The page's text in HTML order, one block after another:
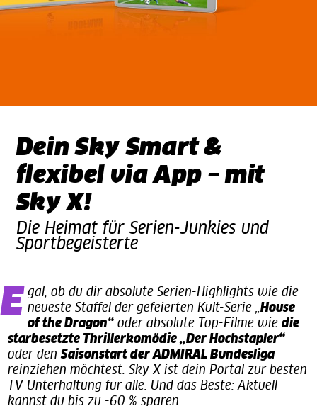
Dein Sky Smart &
flexibel via App – mit
Sky X!
Die Heimat für Serien-Junkies und
Sportbegeisterte
Egal, ob du dir absolute Serien-Highlights wie die neueste Staffel der gefeierten Kult-Serie „House
of the Dragon“ oder absolute Top-Filme wie die
starbesetzte Thrillerkomödie „Der Hochstapler“
oder denSaisonstart der ADMIRAL Bundesliga
reinziehen möchtest: Sky X ist dein Portal zur besten
TV-Unterhaltung für alle. Und das Beste: Aktuell
kannst du bis zu -60 % sparen.